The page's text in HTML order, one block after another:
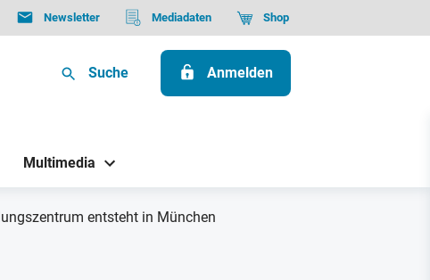
Newsletter Mediadaten Shop
Suche Anmelden
Multimedia
entsteht in München